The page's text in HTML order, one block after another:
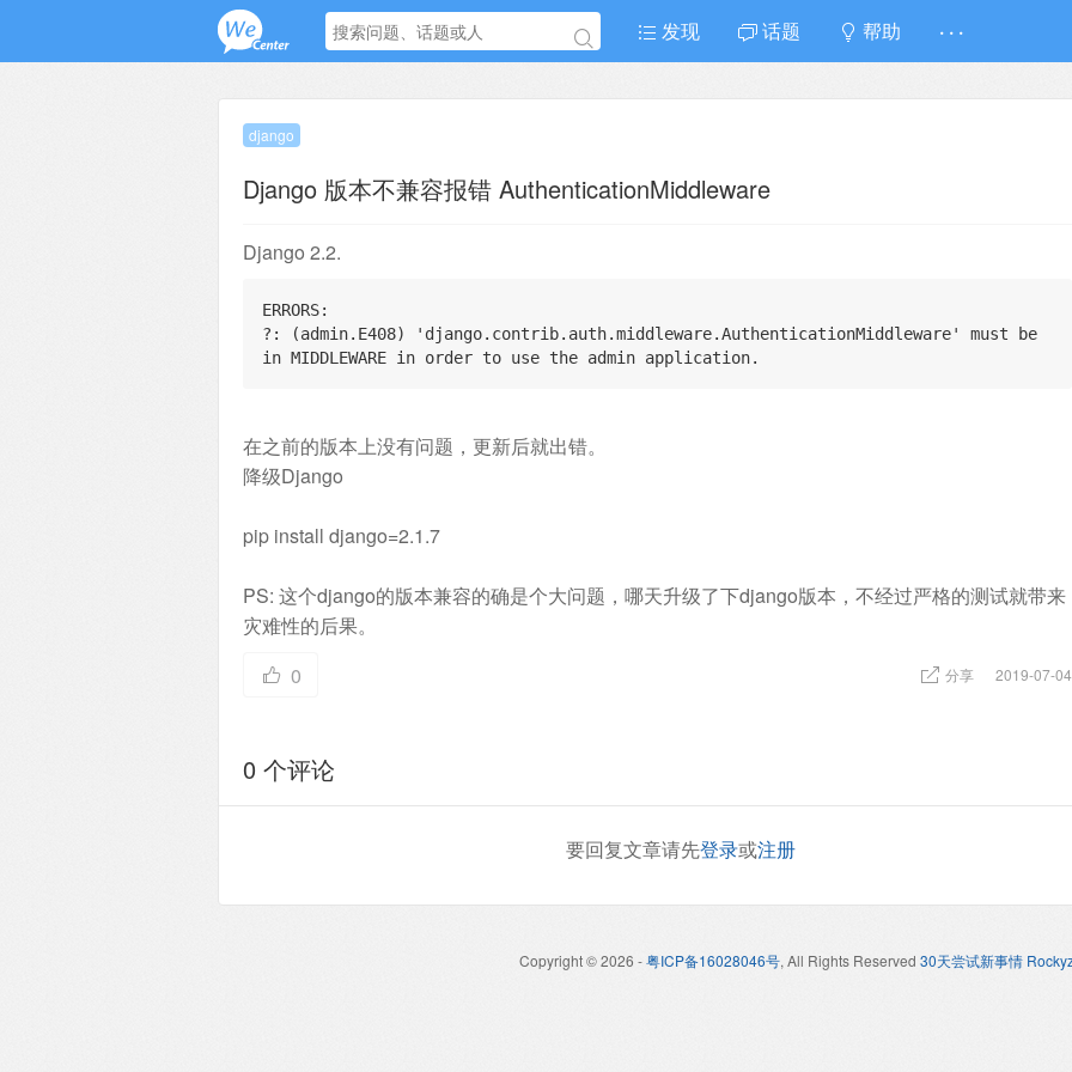
发现 话题 帮助 · · ·
django
Django 版本不兼容报错 AuthenticationMiddleware
Django 2.2.
ERRORS:
?: (admin.E408) 'django.contrib.auth.middleware.AuthenticationMiddleware' must be
in MIDDLEWARE in order to use the admin application.
在之前的版本上没有问题，更新后就出错。
降级Django
pip install django=2.1.7
PS: 这个django的版本兼容的确是个大问题，哪天升级了下django版本，不经过严格的测试就带来
灾难性的后果。
0
分享 2019-07-04
0 个评论
要回复文章请先登录或注册
Copyright © 2026 -粤ICP备16028046号, All Rights Reserved 30天尝试新事情